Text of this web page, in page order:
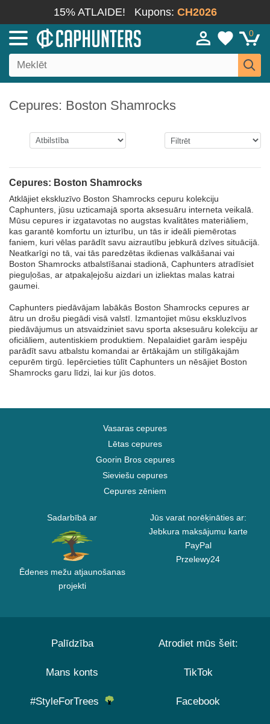
15% ATLAIDE! Kupons: CH2026
0
Cepures: Boston Shamrocks
Cepures: Boston Shamrocks
Atklājiet ekskluzīvo Boston Shamrocks cepuru kolekciju
Caphunters, jūsu uzticamajā sporta aksesuāru interneta veikalā.
Mūsu cepures ir izgatavotas no augstas kvalitātes materiāliem,
kas garantē komfortu un izturību, un tās ir ideāli piemērotas
faniem, kuri vēlas parādīt savu aizrautību jebkurā dzīves situācijā.
Neatkarīgi no tā, vai tās paredzētas ikdienas valkāšanai vai
Boston Shamrocks atbalstīšanai stadionā, Caphunters atradīsiet
pieguļošas, ar atpakaļejošu aizdari un izliektas malas katrai
gaumei.
Caphunters piedāvājam labākās Boston Shamrocks cepures ar
ātru un drošu piegādi visā valstī. Izmantojiet mūsu ekskluzīvos
piedāvājumus un atsvaidziniet savu sporta aksesuāru kolekciju ar
oficiāliem, autentiskiem produktiem. Nepalaidiet garām iespēju
parādīt savu atbalstu komandai ar ērtākajām un stilīgākajām
cepurēm tirgū. Iepērcieties tūlīt Caphunters un nēsājiet Boston
Shamrocks garu līdzi, lai kur jūs dotos.
Vasaras cepures
Lētas cepures
Goorin Bros cepures
Sieviešu cepures
Cepures zēniem
Sadarbībā ar
Ēdenes mežu atjaunošanas
projekti
Jūs varat norēķināties ar:
Jebkura maksājumu karte
PayPal
Przelewy24
Palīdzība
Mans konts
#StyleForTrees
Atrodiet mūs šeit:
TikTok
Facebook